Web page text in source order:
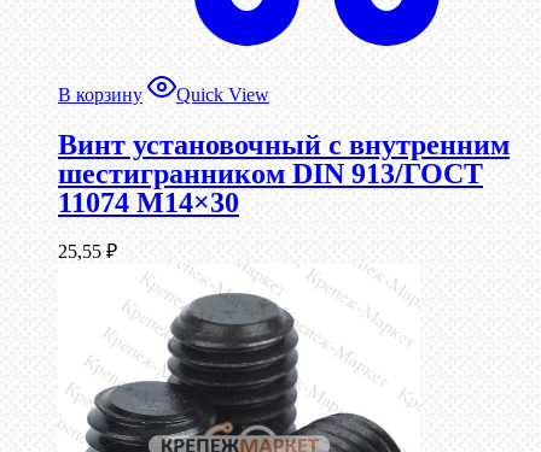
В корзину Quick View
Винт установочный с внутренним
шестигранником DIN 913/ГОСТ
11074 М14×30
25,55 ₽